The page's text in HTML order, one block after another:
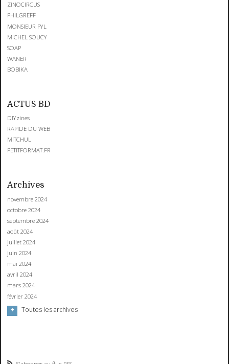
ZINOCIRCUS
PHILGREFF
MONSIEUR PYL
MICHEL SOUCY
SOAP
WANER
BOBIKA
ACTUS BD
DIYzines
RAPIDE DU WEB
MITCHUL
PETITFORMAT.FR
Archives
novembre 2024
octobre 2024
septembre 2024
août 2024
juillet 2024
juin 2024
mai 2024
avril 2024
mars 2024
février 2024
Toutes les archives